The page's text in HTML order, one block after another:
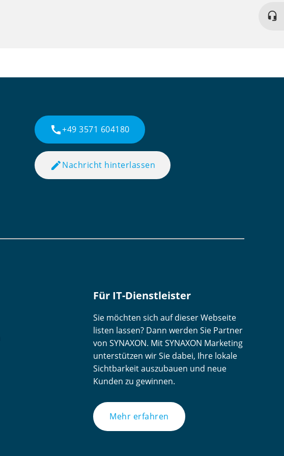
headset_mic
call+49 3571 604180
editNachricht hinterlassen
Für IT-Dienstleister
Sie möchten sich auf dieser Webseite
listen lassen? Dann werden Sie Partner
von SYNAXON. Mit SYNAXON Marketing
unterstützen wir Sie dabei, Ihre lokale
Sichtbarkeit auszubauen und neue
Kunden zu gewinnen.
Mehr erfahren